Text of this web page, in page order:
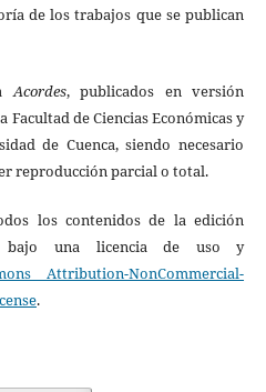
de los trabajos que se publican
Acordes, publicados en versión
de Ciencias Económicas y
de Cuenca, siendo necesario
reproducción parcial o total.
los contenidos de la edición
bajo una licencia de uso y
Attribution-NonCommercial-
.